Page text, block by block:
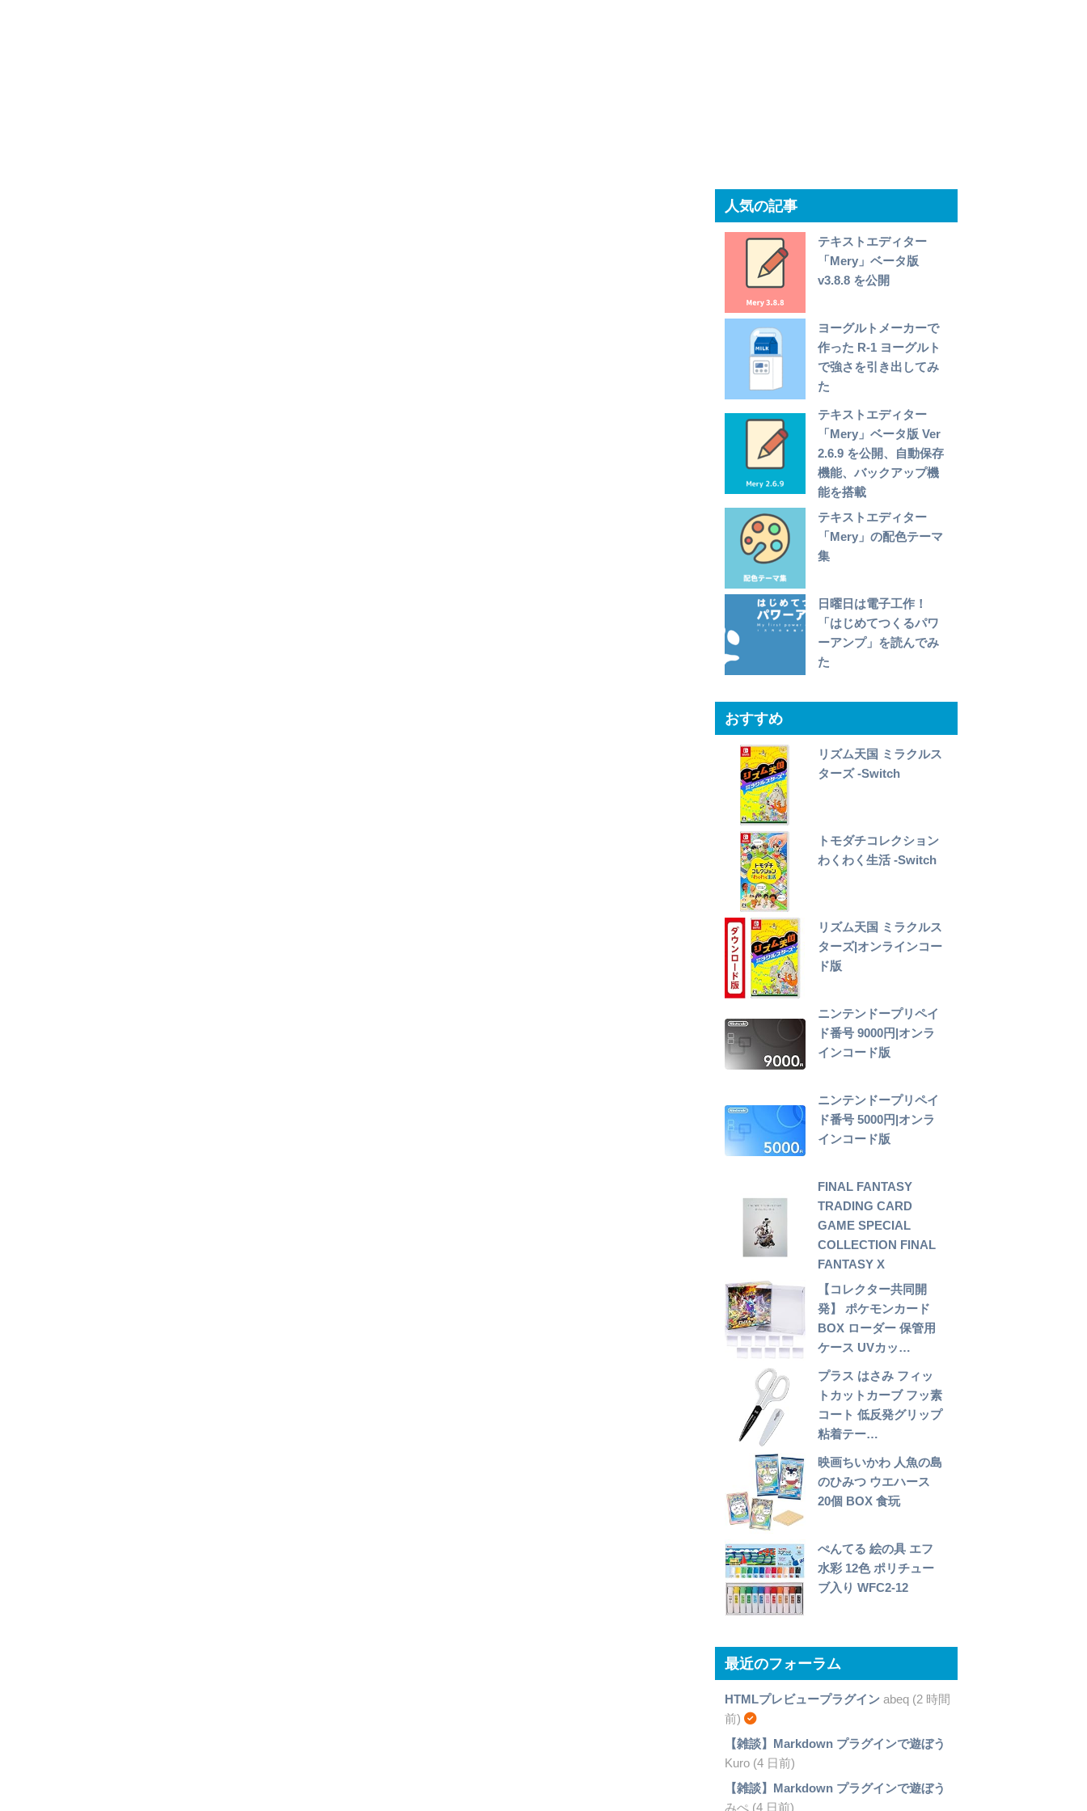
人気の記事
テキストエディター
「Mery」ベータ版
v3.8.8 を公開
ヨーグルトメーカーで
作った R-1 ヨーグルト
で強さを引き出してみ
た
テキストエディター
「Mery」ベータ版 Ver
2.6.9 を公開、自動保存
機能、バックアップ機
能を搭載
テキストエディター
「Mery」の配色テーマ
集
日曜日は電子工作！
「はじめてつくるパワ
ーアンプ」を読んでみ
た
おすすめ
リズム天国 ミラクルス
ターズ -Switch
トモダチコレクション
わくわく生活 -Switch
リズム天国 ミラクルス
ターズ|オンラインコー
ド版
ニンテンドープリペイ
ド番号 9000円|オンラ
インコード版
ニンテンドープリペイ
ド番号 5000円|オンラ
インコード版
FINAL FANTASY
TRADING CARD
GAME SPECIAL
COLLECTION FINAL
FANTASY X
【コレクター共同開
発】 ポケモンカード
BOX ローダー 保管用
ケース UVカッ…
プラス はさみ フィッ
トカットカーブ フッ素
コート 低反発グリップ
粘着テー…
映画ちいかわ 人魚の島
のひみつ ウエハース
20個 BOX 食玩
ぺんてる 絵の具 エフ
水彩 12色 ポリチュー
ブ入り WFC2-12
最近のフォーラム
HTMLプレビュープラグインabeq (2 時間
前)
【雑談】Markdown プラグインで遊ぼう
Kuro (4 日前)
【雑談】Markdown プラグインで遊ぼう
みぺ (4 日前)